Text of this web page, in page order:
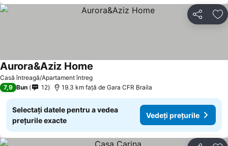
Distribuiți
Casă întreagă/Apartament întreg
Aurora&Aziz Home
7,9 Bun 12 19.3 km faţă de Gara CFR Braila
Selectați datele pentru a vedea
prețurile exacte
Vedeți prețurile